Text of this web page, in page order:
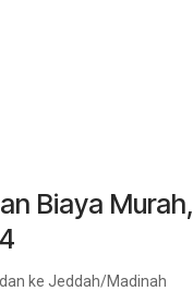
Biaya Murah,
ke Jeddah/Madinah